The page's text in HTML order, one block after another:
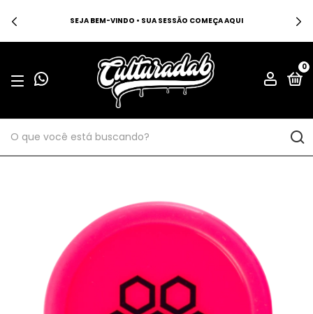
SEJA BEM-VINDO • SUA SESSÃO COMEÇA AQUI
0